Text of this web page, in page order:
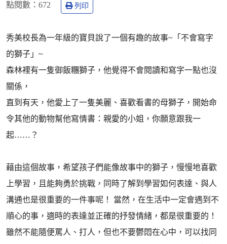
點閱數： 672 列印
秀美校長為一年級的寶貝說了一個有趣的故事~「不會寫字
的獅子」~
森林裡有一隻御飯糰獅子，他覺得不會閱讀和寫字一點也沒
關係，
直到有天，他愛上了一隻美麗、喜歡看書的母獅子，開始命
令其他的動物幫他寫情書：親愛的小姐，你願意跟我一
起……？
藉由這個故事，希望孩子們能像故事中的獅子，慢慢地喜歡
上學習，且能夠勇於挑戰，同時了解到學習如何表達、與人
溝通也是很重要的一件事呢！ 當然，在生活中一定會遇到不
順心的事，適時的表達並正確的抒發情緒，都是很重要的！
雖然不能隨便罵人、打人，但也不要鬱悶在心中，可以找同